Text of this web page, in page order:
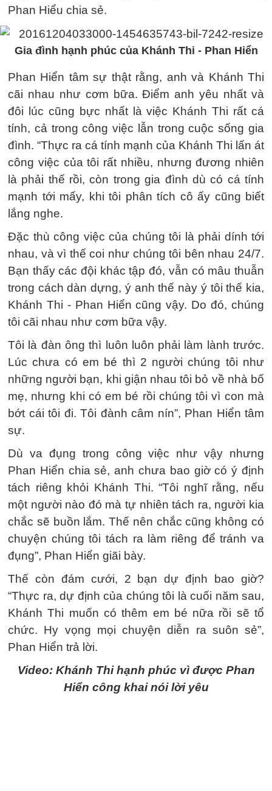
Phan Hiểu chia sẻ.
Gia đình hạnh phúc của Khánh Thi - Phan Hiển
Phan Hiển tâm sự thật rằng, anh và Khánh Thi
cãi nhau như cơm bữa. Điểm anh yêu nhất và
đôi lúc cũng bực nhất là việc Khánh Thi rất cá
tính, cả trong công việc lẫn trong cuộc sống gia
đình. “Thực ra cá tính mạnh của Khánh Thi lấn át
công việc của tôi rất nhiều, nhưng đương nhiên
là phải thế rồi, còn trong gia đình dù có cá tính
mạnh tới mấy, khi tôi phân tích cô ấy cũng biết
lắng nghe.
Đặc thù công việc của chúng tôi là phải dính tới
nhau, và vì thế coi như chúng tôi bên nhau 24/7.
Bạn thấy các đội khác tập đó, vẫn có mâu thuẫn
trong cách dàn dựng, ý anh thế này ý tôi thế kia,
Khánh Thi - Phan Hiển cũng vậy. Do đó, chúng
tôi cãi nhau như cơm bữa vậy.
Tôi là đàn ông thì luôn luôn phải làm lành trước.
Lúc chưa có em bé thì 2 người chúng tôi như
những người bạn, khi giận nhau tôi bỏ về nhà bố
mẹ, nhưng khi có em bé rồi chúng tôi vì con mà
bớt cái tôi đi. Tôi đành câm nín”, Phan Hiển tâm
sự.
Dù va đụng trong công việc như vậy nhưng
Phan Hiển chia sẻ, anh chưa bao giờ có ý định
tách riêng khỏi Khánh Thi. “Tôi nghĩ rằng, nếu
một người nào đó mà tự nhiên tách ra, người kia
chắc sẽ buồn lắm. Thế nên chắc cũng không có
chuyện chúng tôi tách ra làm riêng để tránh va
đụng”, Phan Hiển giãi bày.
Thế còn đám cưới, 2 bạn dự định bao giờ?
“Thực ra, dự định của chúng tôi là cuối năm sau,
Khánh Thi muốn có thêm em bé nữa rồi sẽ tổ
chức. Hy vọng mọi chuyện diễn ra suôn sẻ”,
Phan Hiển trả lời.
Video: Khánh Thi hạnh phúc vì được Phan
Hiển công khai nói lời yêu